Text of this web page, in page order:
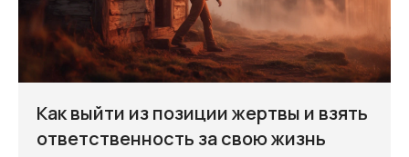
Как выйти из позиции жертвы и взять
ответственность за свою жизнь